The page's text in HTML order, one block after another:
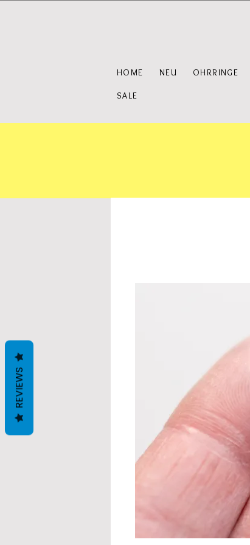
HOME NEU OHRRINGE
SALE
REVIEWS